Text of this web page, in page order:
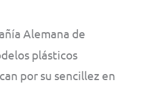
Alemana de
plásticos
por su sencillez en